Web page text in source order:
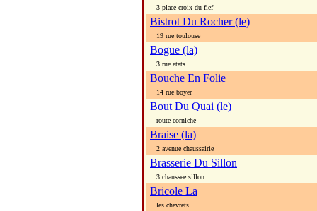
3 place croix du fief
Bistrot Du Rocher (le)
19 rue toulouse
Bogue (la)
3 rue etats
Bouche En Folie
14 rue boyer
Bout Du Quai (le)
route corniche
Braise (la)
2 avenue chaussairie
Brasserie Du Sillon
3 chaussee sillon
Bricole La
les chevrets